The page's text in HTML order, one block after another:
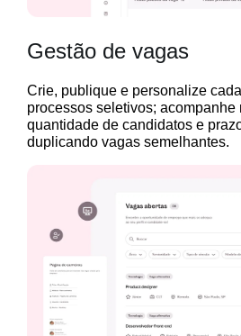
Gestão de vagas
Crie, publique e personalize
processos seletivos; acompanhe
quantidade de candidatos e
duplicando vagas semelhantes.